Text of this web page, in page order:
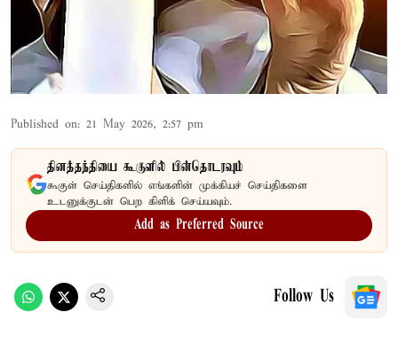
Published on: 21 May 2026, 2:57 pm
தினத்தந்தியை கூகுளில் பின்தொடரவும்
கூகுள் செய்திகளில் எங்களின் முக்கியச் செய்திகளை
உடனுக்குடன் பெற கிளிக் செய்யவும்.
Add as Preferred Source
Follow Us